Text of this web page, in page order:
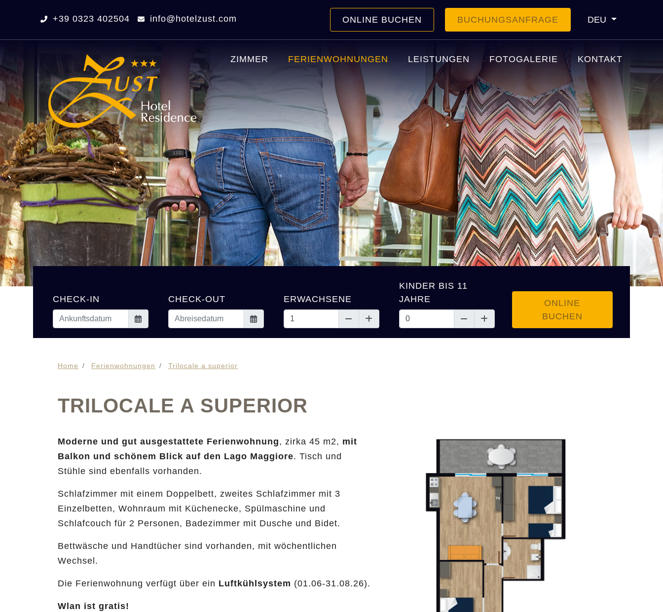
+39 0323 402504 info@hotelzust.com ONLINE BUCHEN BUCHUNGSANFRAGE DEU
ZIMMER FERIENWOHNUNGEN LEISTUNGEN FOTOGALERIE KONTAKT
CHECK-IN CHECK-OUT ERWACHSENE
KINDER BIS 11
JAHRE
ONLINE
BUCHEN
Home Ferienwohnungen Trilocale a superior
TRILOCALE A SUPERIOR
Moderne und gut ausgestattete Ferienwohnung, zirka 45 m2, mit
Balkon und schönem Blick auf den Lago Maggiore. Tisch und
Stühle sind ebenfalls vorhanden.
Schlafzimmer mit einem Doppelbett, zweites Schlafzimmer mit 3
Einzelbetten, Wohnraum mit Küchenecke, Spülmaschine und
Schlafcouch für 2 Personen, Badezimmer mit Dusche und Bidet.
Bettwäsche und Handtücher sind vorhanden, mit wöchentlichen
Wechsel.
Die Ferienwohnung verfügt über ein Luftkühlsystem (01.06-31.08.26).
Wlan ist gratis!